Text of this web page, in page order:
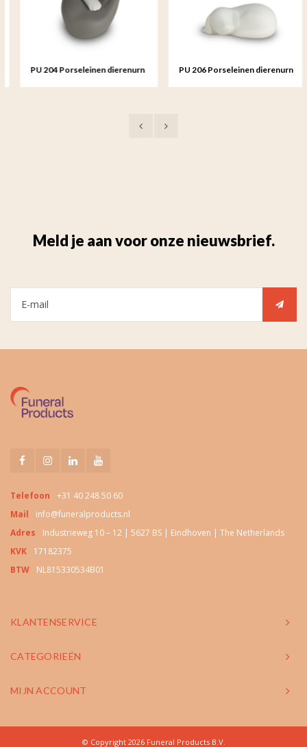
PU 204 Porseleinen dierenurn PU 206 Porseleinen dierenurn
Meld je aan voor onze nieuwsbrief.
Telefoon
+31 40 248 50 60
Mail
info@funeralproducts.nl
Adres
Industrieweg 10 – 12 | 5627 BS | Eindhoven | The Netherlands
KVK
17182375
BTW
NL815330534B01
KLANTENSERVICE
CATEGORIEËN
MIJN ACCOUNT
© Copyright 2026 Funeral Products B.V.